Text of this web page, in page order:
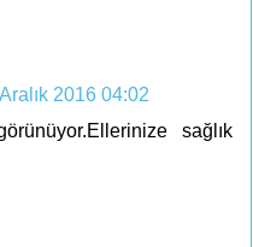
2016 04:02
sağlık